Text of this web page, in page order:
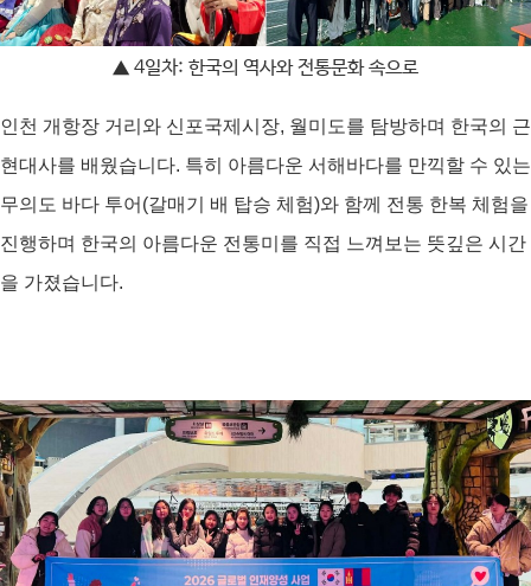
▲ 4일차: 한국의 역사와 전통문화 속으로
인천 개항장 거리와 신포국제시장, 월미도를 탐방하며 한국의 근
현대사를 배웠습니다. 특히 아름다운 서해바다를 만끽할 수 있는
무의도 바다 투어(갈매기 배 탑승 체험)와 함께 전통 한복 체험을
진행하며 한국의 아름다운 전통미를 직접 느껴보는 뜻깊은 시간
을 가졌습니다.